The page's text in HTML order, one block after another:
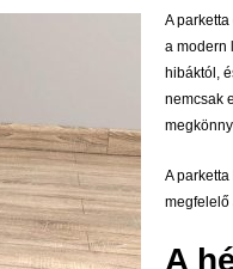
A
a modern
hibáktól,
nemcsak
A
megfelelő
A